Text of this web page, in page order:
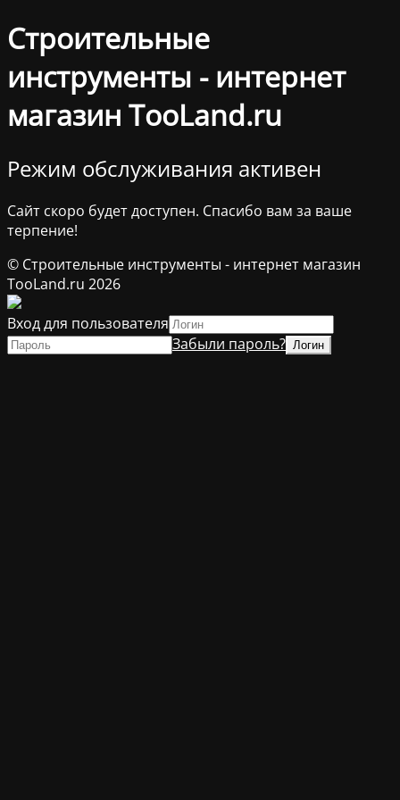
Строительные
инструменты - интернет
магазин TooLand.ru
Режим обслуживания активен
Сайт скоро будет доступен. Спасибо вам за ваше
терпение!
© Строительные инструменты - интернет магазин
TooLand.ru 2026
Вход для пользователя
Забыли пароль?